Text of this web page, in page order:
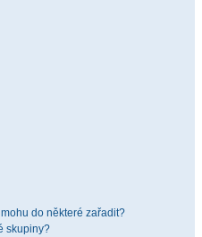
do některé zařadit?
skupiny?